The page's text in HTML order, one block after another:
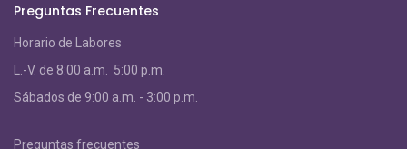
Preguntas Frecuentes
Horario de Labores
L.-V. de 8:00 a.m. 5:00 p.m.
Sábados de 9:00 a.m. - 3:00 p.m.
Preguntas frecuentes